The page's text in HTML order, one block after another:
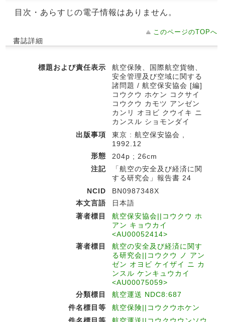
目次・あらすじの電子情報はありません。
このページのTOPへ
書誌詳細
標題および責任表示
航空保険、国際航空貨物、
安全管理及び空域に関する
諸問題 / 航空保安協会 [編]
コウクウ ホケン コクサイ
コウクウ カモツ アンゼン
カンリ オヨビ クウイキ ニ
カンスル ショモンダイ
出版事項
東京 : 航空保安協会 ,
1992.12
形態
204p ; 26cm
注記
「航空の安全及び経済に関
する研究会」報告書 24
NCID
BN0987348X
本文言語
日本語
著者標目
航空保安協会||コウクウ ホ
アン キョウカイ
<AU00052414>
著者標目
航空の安全及び経済に関す
る研究会||コウクウ ノ アン
ゼン オヨビ ケイザイ ニ カ
ンスル ケンキュウカイ
<AU00075059>
分類標目
航空運送 NDC8:687
件名標目等
航空保険||コウクウホケン